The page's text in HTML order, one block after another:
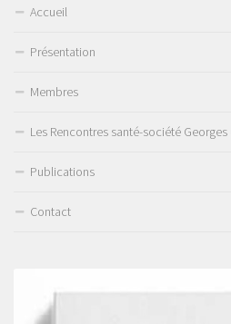
Accueil
Présentation
Membres
Les Rencontres santé-société Georges
Publications
Contact